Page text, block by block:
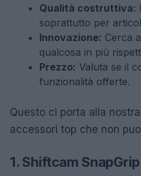
Qualità costruttiva:
soprattutto per
Innovazione: Cerca
qualcosa in più
Prezzo: Valuta se il
funzionalità offerte.
Questo ci porta alla
accessori top che non
1. Shiftcam